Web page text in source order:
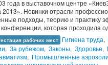
года в выставочном центре
2013». Новинки отрасли
подходы, теорию и практику
которая проходила
рабочих мест Гигиена труда,
, За рубежом, Законы, Здоровье,
, Промышленные